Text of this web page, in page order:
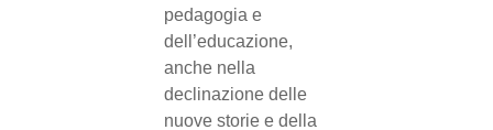
pedagogia e
dell’educazione,
anche nella
declinazione delle
nuove storie e della